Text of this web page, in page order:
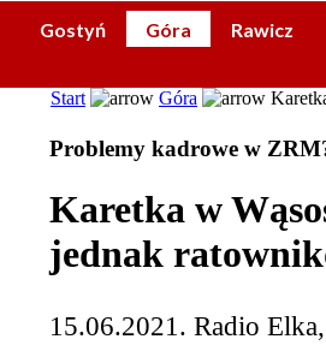
Gostyń Góra Rawicz
Start Góra
Problemy kadrowe w
Karetka w
jednak
15.06.2021. Radio